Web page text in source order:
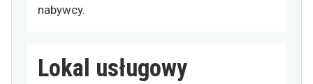
nabywcy.
Lokal usługowy